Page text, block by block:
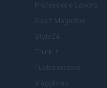
Professione Lavoro
Sport Magazine
Style24
Think.it
Tuobenessere
Viaggiamo